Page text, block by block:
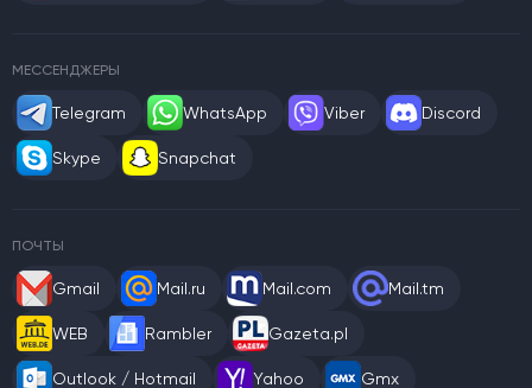
МЕССЕНДЖЕРЫ
Telegram WhatsApp Viber Discord
Skype Snapchat
ПОЧТЫ
Gmail Mail.ru Mail.com Mail.tm
WEB Rambler Gazeta.pl
Outlook / Hotmail Yahoo Gmx